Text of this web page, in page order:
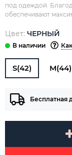
под одеждой.
обеспечивают
Цвет: ЧЕРНЫЙ
S(42) M(44)
Бесплатная